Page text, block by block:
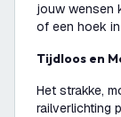
jouw wensen
of een hoek
Tijdloos en
Het strakke,
railverlichting